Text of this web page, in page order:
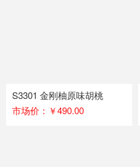
S3301 金刚柚原味胡桃
市场价：￥490.00